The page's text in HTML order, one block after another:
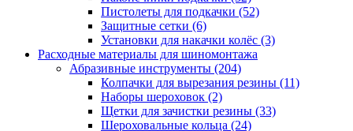
Пистолеты для подкачки (52)
Защитные сетки (6)
Установки для накачки колёс (3)
Расходные материалы для шиномонтажа
Абразивные инструменты (204)
Колпачки для вырезания резины (11)
Наборы шероховок (2)
Щетки для зачистки резины (33)
Шероховальные кольца (24)